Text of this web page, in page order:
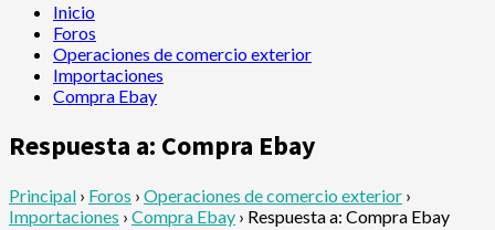
Inicio
Foros
Operaciones de comercio exterior
Importaciones
Compra Ebay
Respuesta a: Compra Ebay
Principal › Foros › Operaciones de comercio exterior ›
Importaciones › Compra Ebay › Respuesta a: Compra Ebay